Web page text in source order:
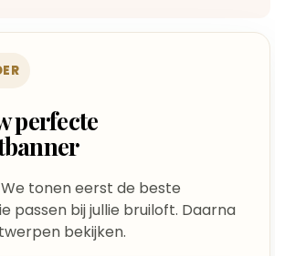
perfecte
We tonen eerst de beste
passen bij jullie bruiloft. Daarna
bekijken.